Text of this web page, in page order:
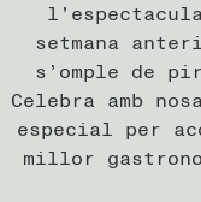
setmana
s’omple de
Celebra amb
especial per
millor